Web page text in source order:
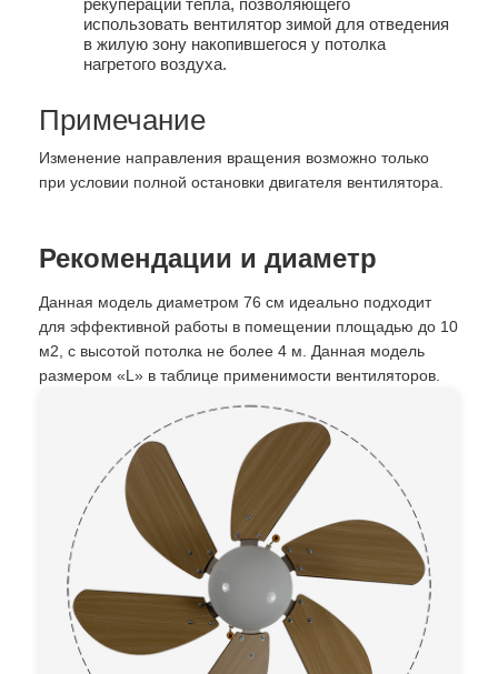
рекуперации тепла, позволяющего
использовать вентилятор зимой для отведения
в жилую зону накопившегося у потолка
нагретого воздуха.
Примечание
Изменение направления вращения возможно только
при условии полной остановки двигателя вентилятора.
Рекомендации и диаметр
Данная модель диаметром 76 см идеально подходит
для эффективной работы в помещении площадью до 10
м2, с высотой потолка не более 4 м. Данная модель
размером «L» в таблице применимости вентиляторов.